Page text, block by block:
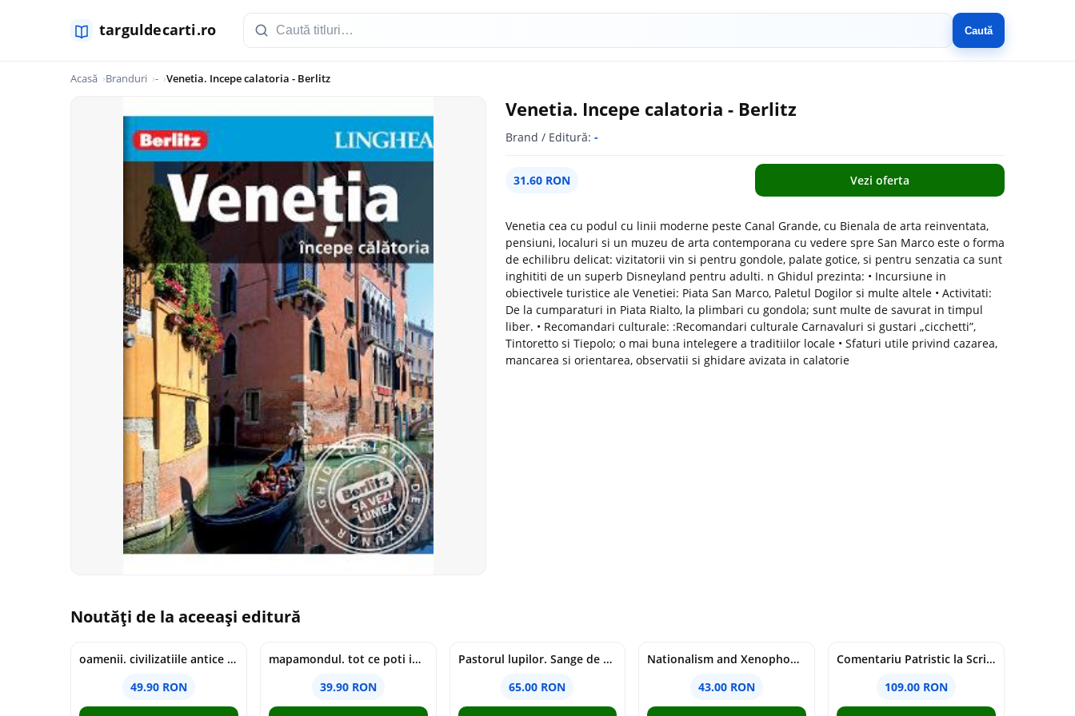
Caută
Acasă Branduri - Venetia. Incepe calatoria - Berlitz
Venetia. Incepe calatoria - Berlitz
Brand / Editură: -
31.60 RON Vezi oferta
Venetia cea cu podul cu linii moderne peste Canal Grande, cu Bienala de arta reinventata,
pensiuni, localuri si un muzeu de arta contemporana cu vedere spre San Marco este o forma
de echilibru delicat: vizitatorii vin si pentru gondole, palate gotice, si pentru senzatia ca sunt
inghititi de un superb Disneyland pentru adulti. n Ghidul prezinta: • Incursiune in
obiectivele turistice ale Venetiei: Piata San Marco, Paletul Dogilor si multe altele • Activitati:
De la cumparaturi in Piata Rialto, la plimbari cu gondola; sunt multe de savurat in timpul
liber. • Recomandari culturale: :Recomandari culturale Carnavaluri si gustari „cicchetti”,
Tintoretto si Tiepolo; o mai buna intelegere a traditiilor locale • Sfaturi utile privind cazarea,
mancarea si orientarea, observatii si ghidare avizata in calatorie
Noutăți de la aceeași editură
oamenii. civilizatiile antice si lucrurile uluitoare pe care le-au creat - jonny marx, charlie davis
49.90 RON
mapamondul. tot ce poti invata dintr-o harta - raquel martin
39.90 RON
Pastorul lupilor. Sange de varcolac - Larisa Toader
65.00 RON
Nationalism and Xenophobia in Post-Soviet Russia - Ioana Madalina Miron
43.00 RON
Comentariu Patristic la Scriptura. Vechiul Testament II. Geneza, 12-50 - George Claudiu Tutu, Mark Sheridan, Alexander Baumgarten, Thomas C. Oden
109.00 RON